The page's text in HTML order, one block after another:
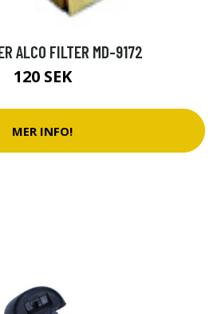
ALCO FILTER MD-9172
120 SEK
MER INFO!